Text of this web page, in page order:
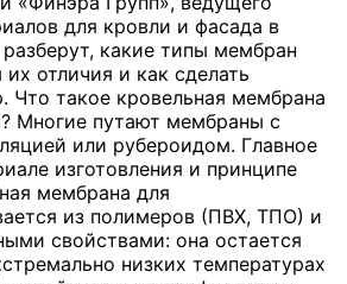
для кровли и фасада в
какие типы мембран
отличия и как сделать
Что такое кровельная мембрана
Многие путают мембраны с
или рубероидом. Главное
изготовления и принципе
мембрана для
из полимеров (ПВХ, ТПО) и
свойствами: она остается
низких температурах